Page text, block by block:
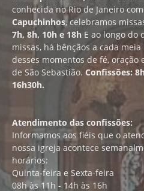
conhecida no Rio de Janeiro
Capuchinhos, celebramos
7h, 8h, 10h e 18h E ao longo do
missas, há bênçãos a cada
desses momentos de fé, oração
de São Sebastião. Confissões:
16h30h.
Atendimento das confissões:
Informamos aos fiéis que o
nossa igreja acontece
horários:
Quinta-feira e Sexta-feira
08h às 11h - 14h às 16h